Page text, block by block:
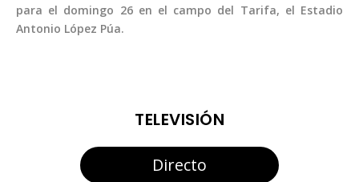
para el domingo 26 en el campo del Tarifa, el Estadio
Antonio López Púa.
TELEVISIÓN
Directo